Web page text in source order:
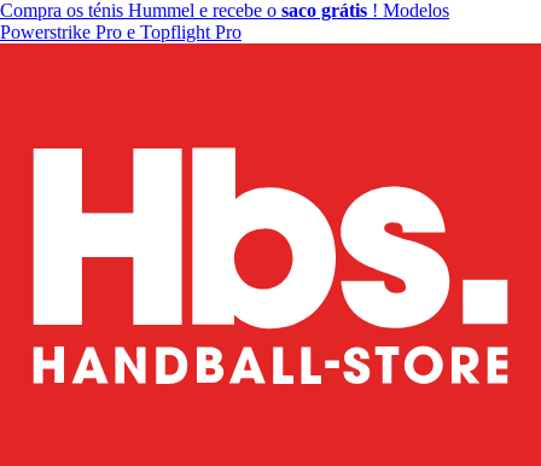
Compra os ténis Hummel e recebe o saco grátis ! Modelos
Powerstrike Pro e Topflight Pro